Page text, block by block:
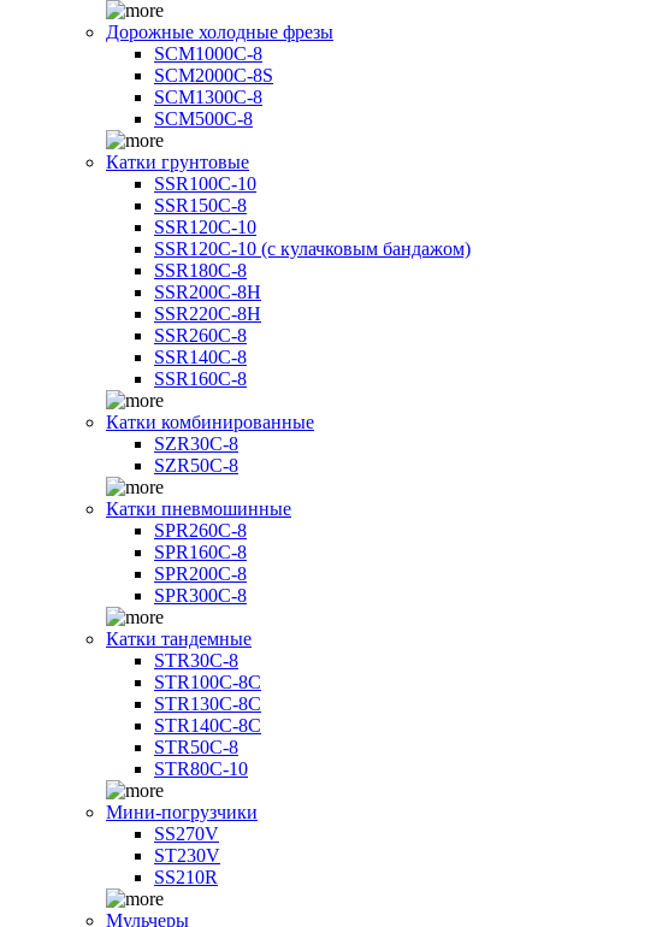
Дорожные холодные фрезы
SCM1000C-8
SCM2000C-8S
SCM1300C-8
SCM500C-8
Катки грунтовые
SSR100C-10
SSR150C-8
SSR120C-10
SSR120C-10 (с кулачковым бандажом)
SSR180C-8
SSR200C-8H
SSR220C-8H
SSR260C-8
SSR140C-8
SSR160C-8
Катки комбинированные
SZR30C-8
SZR50C-8
Катки пневмошинные
SPR260C-8
SPR160C-8
SPR200C-8
SPR300C-8
Катки тандемные
STR30C-8
STR100C-8С
STR130C-8С
STR140C-8С
STR50C-8
STR80C-10
Мини-погрузчики
SS270V
ST230V
SS210R
Мульчеры